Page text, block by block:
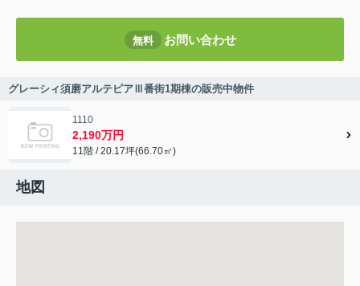
無料 お問い合わせ
グレーシィ須磨アルテピアⅢ番街1期棟の販売中物件
1110
2,190万円
11階 / 20.17坪(66.70㎡)
地図